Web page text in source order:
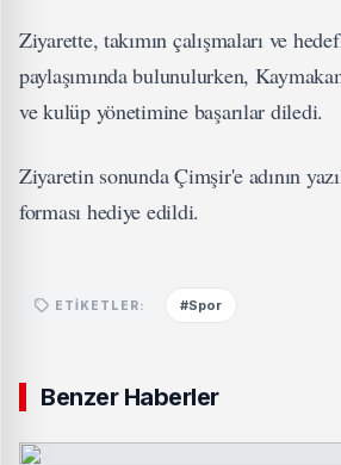
Ziyarette, takımın çalışmaları ve
paylaşımında bulunulurken,
ve kulüp yönetimine başarılar diledi.
Ziyaretin sonunda Çimşir'e adının
forması hediye edildi.
ETIKETLER: #Spor
Benzer Haberler